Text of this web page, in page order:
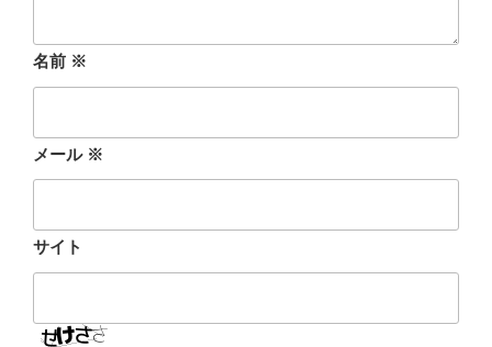
名前 ※
メール ※
サイト